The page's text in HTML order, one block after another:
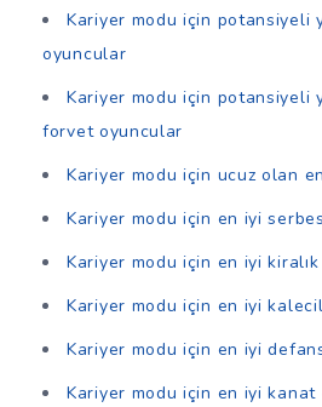
Kariyer modu için potansiyeli
oyuncular
Kariyer modu için potansiyeli
forvet oyuncular
Kariyer modu için ucuz olan
Kariyer modu için en iyi
Kariyer modu için en iyi
Kariyer modu için en iyi
Kariyer modu için en iyi
Kariyer modu için en iyi kanat